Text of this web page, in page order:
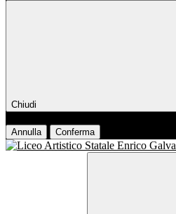
Chiudi
Annulla Conferma